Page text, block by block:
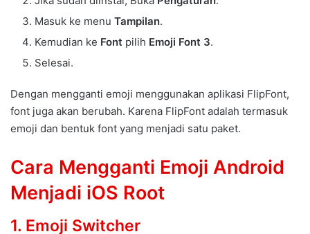
Masuk ke menu Tampilan.
Kemudian ke Font pilih Emoji Font 3.
Selesai.
Dengan mengganti emoji menggunakan aplikasi FlipFont,
font juga akan berubah. Karena FlipFont adalah termasuk
emoji dan bentuk font yang menjadi satu paket.
Cara Mengganti Emoji Android
Menjadi iOS Root
1. Emoji Switcher